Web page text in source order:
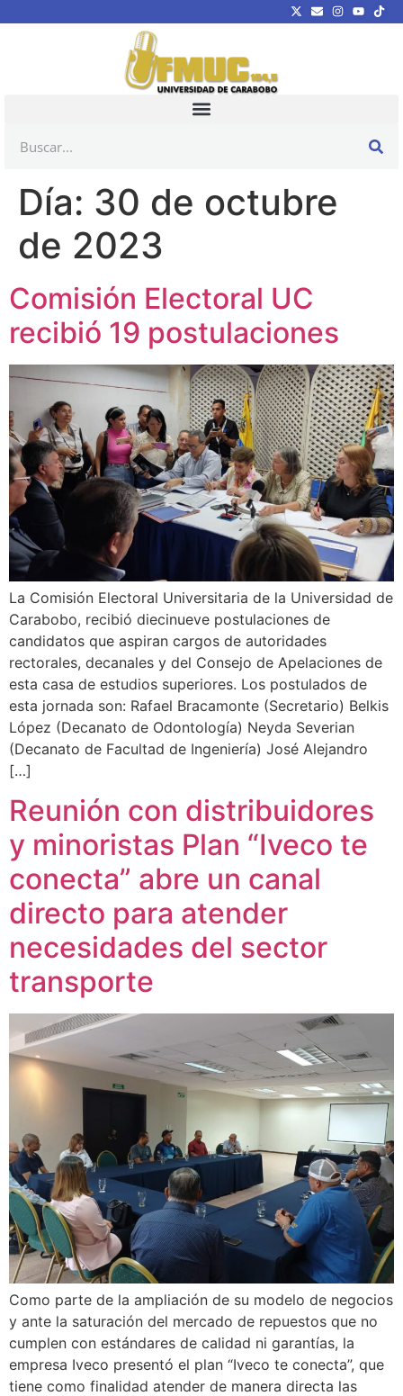
Día: 30 de octubre
de 2023
Comisión Electoral UC
recibió 19 postulaciones
La Comisión Electoral Universitaria de la Universidad de
Carabobo, recibió diecinueve postulaciones de
candidatos que aspiran cargos de autoridades
rectorales, decanales y del Consejo de Apelaciones de
esta casa de estudios superiores. Los postulados de
esta jornada son: Rafael Bracamonte (Secretario) Belkis
López (Decanato de Odontología) Neyda Severian
(Decanato de Facultad de Ingeniería) José Alejandro
[…]
Reunión con distribuidores
y minoristas Plan “Iveco te
conecta” abre un canal
directo para atender
necesidades del sector
transporte
Como parte de la ampliación de su modelo de negocios
y ante la saturación del mercado de repuestos que no
cumplen con estándares de calidad ni garantías, la
empresa Iveco presentó el plan “Iveco te conecta”, que
tiene como finalidad atender de manera directa las